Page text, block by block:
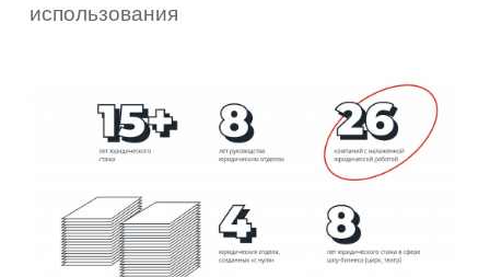
использования